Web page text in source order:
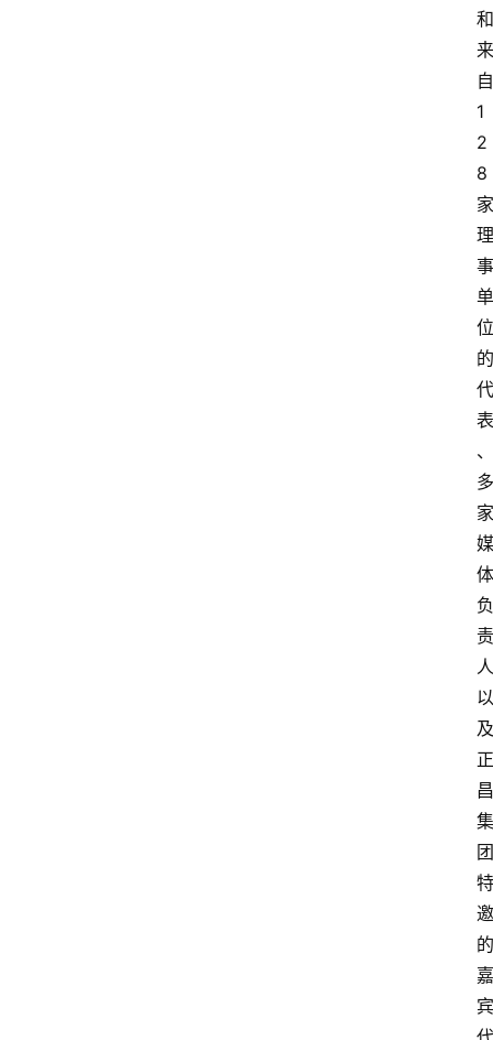
和
来
自
1
2
8
家
理
事
单
位
的
代
表
、
多
家
媒
体
负
责
人
以
及
正
昌
集
团
特
邀
的
嘉
宾